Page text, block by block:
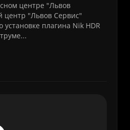
центре "Львов
центр "Львов Сервис"
плагина Nik HDR